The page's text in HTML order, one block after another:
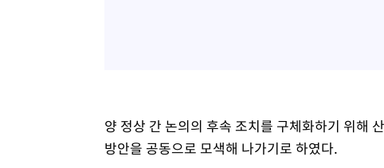
양 정상 간 논의의 후속 조치를 구체화하기 위해
방안을 공동으로 모색해 나가기로 하였다.